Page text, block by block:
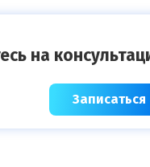
на
Записаться